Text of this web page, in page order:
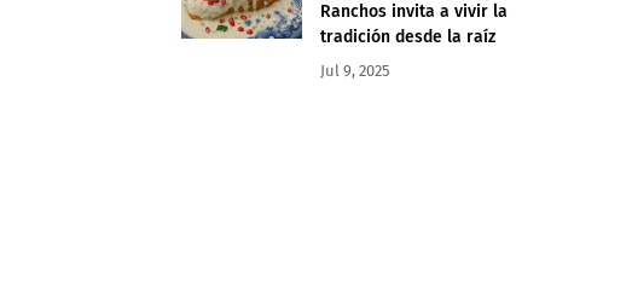
Ranchos invita a vivir la
tradición desde la raíz
Jul 9, 2025